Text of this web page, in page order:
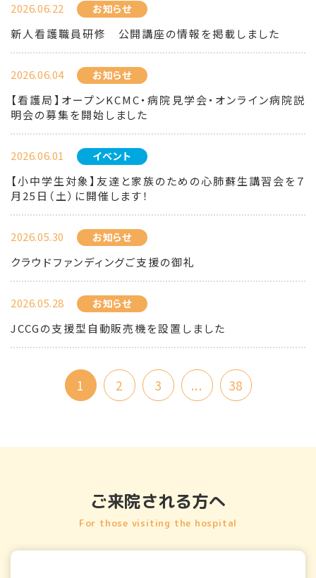
2026.06.22 お知らせ
新人看護職員研修 公開講座の情報を掲載しました
2026.06.04 お知らせ
【看護局】オープンKCMC・病院見学会・オンライン病院説
明会の募集を開始しました
2026.06.01 イベント
【小中学生対象】友達と家族のための心肺蘇生講習会を７
月25日（土）に開催します！
2026.05.30 お知らせ
クラウドファンディングご支援の御礼
2026.05.28 お知らせ
JCCGの支援型自動販売機を設置しました
1 2 3 ... 38
ご来院される方へ
For those visiting the hospital